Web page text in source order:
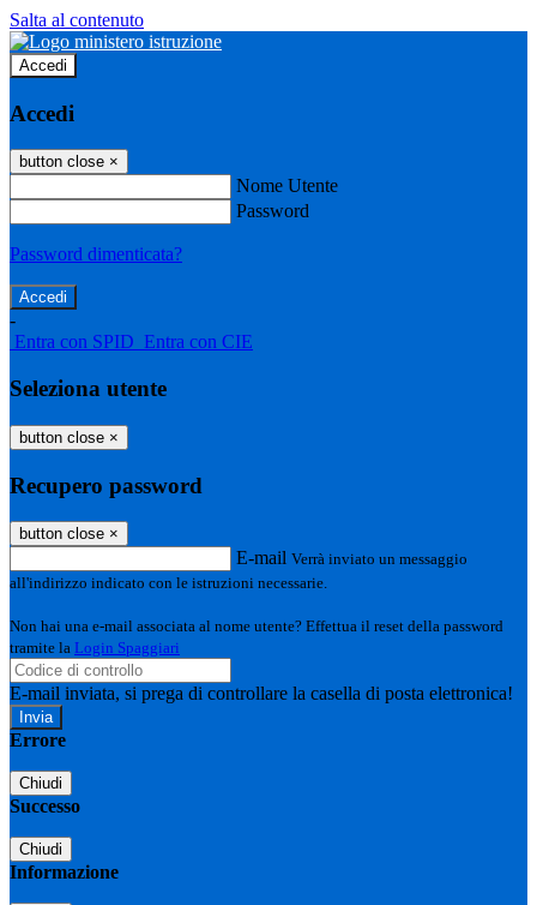
Salta al contenuto
Accedi
Accedi
button close ×
Nome Utente
Password
Password dimenticata?
-
Entra con SPID Entra con CIE
Seleziona utente
button close ×
Recupero password
button close ×
E-mail Verrà inviato un messaggio
all'indirizzo indicato con le istruzioni necessarie.
Non hai una e-mail associata al nome utente? Effettua il reset della password
tramite la Login Spaggiari
E-mail inviata, si prega di controllare la casella di posta elettronica!
Errore
Chiudi
Successo
Chiudi
Informazione